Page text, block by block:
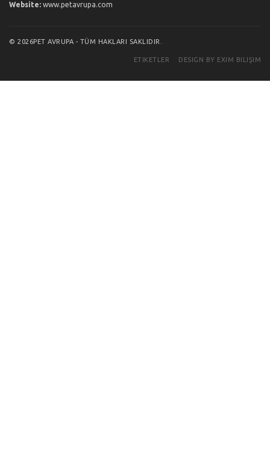
Website: www.petavrupa.com
© 2026PET AVRUPA - TÜM HAKLARI SAKLIDIR.
ETIKETLER DESIGN BY EXIM BILIŞIM